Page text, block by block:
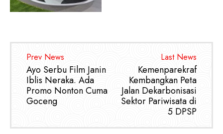
Prev News
Ayo Serbu Film Janin
Iblis Neraka. Ada
Promo Nonton Cuma
Goceng
Last News
Kemenparekraf
Kembangkan Peta
Jalan Dekarbonisasi
Sektor Pariwisata di
5 DPSP